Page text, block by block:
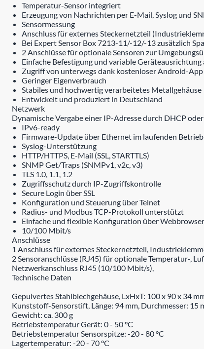
Temperatur-Sensor integriert
Erzeugung von Nachrichten per E-Mail, Syslog und
Sensormessung
Anschluss für externes Steckernetzteil
Bei Expert Sensor Box 7213-11/-12/-13 zusätzlich
2 Anschlüsse für optionale Sensoren zur
Einfache Befestigung und variable
Zugriff von unterwegs dank kostenloser Android-
Geringer Eigenverbrauch
Stabiles und hochwertig verarbeitetes Metallgehäuse
Entwickelt und produziert in Deutschland
Netzwerk
Dynamische Vergabe einer IP-Adresse durch DHCP
IPv6-ready
Firmware-Update über Ethernet im laufenden
Syslog-Unterstützung
HTTP/HTTPS, E-Mail (SSL, STARTTLS)
SNMP Get/Traps (SNMPv1, v2c, v3)
TLS 1.0, 1.1, 1.2
Zugriffsschutz durch IP-Zugriffskontrolle
Secure Login über SSL
Konfiguration und Steuerung über Telnet
Radius- und Modbus TCP-Protokoll unterstützt
Einfache und flexible Konfiguration über
10/100 Mbit/s
Anschlüsse
1 Anschluss für externes Steckernetzteil,
2 Sensoranschlüsse (RJ45) für optionale Temperatur-,
Netzwerkanschluss RJ45 (10/100 Mbit/s),
Technische Daten
Gepulvertes Stahlblechgehäuse, LxHxT: 100 x 90 x 34
Kunststoff-Sensorstift, Länge: 94 mm, Durchmesser: 15
Gewicht: ca. 300 g
Betriebstemperatur Gerät: 0 - 50 °C
Betriebstemperatur Sensorspitze: -20 - 80 °C
Lagertemperatur: -20 - 70 °C